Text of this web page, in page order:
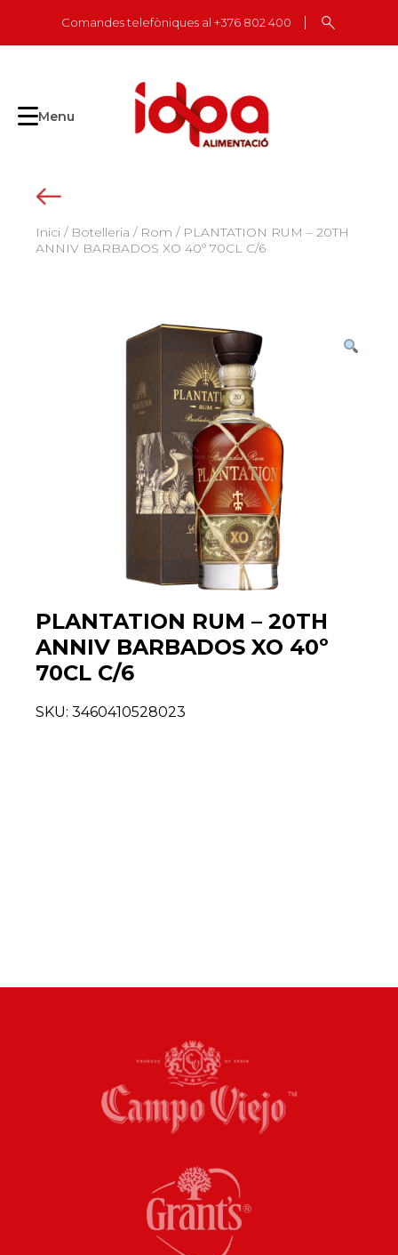
content
Comandes telefòniques al +376 802 400
Menu
Inici / Botelleria / Rom / PLANTATION RUM – 20TH
ANNIV BARBADOS XO 40º 70CL C/6
PLANTATION RUM – 20TH
ANNIV BARBADOS XO 40º
70CL C/6
SKU: 3460410528023